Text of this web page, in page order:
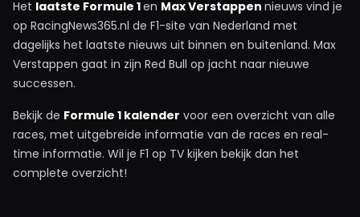
Het laatste Formule 1en Max Verstappen nieuws vind je
op RacingNews365.nl de F1-site van Nederland met
dagelijks het laatste nieuws uit binnen en buitenland. Max
Verstappen gaat in zijn Red Bull op jacht naar nieuwe
successen.
Bekijk de Formule 1 kalender voor een overzicht van alle
races, met uitgebreide informatie van de races en real-
time informatie. Wil je F1 op TV kijken bekijk dan het
complete overzicht!